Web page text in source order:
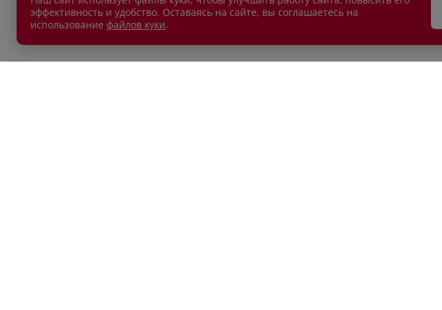
эффективность и удобство. Оставаясь на сайте, вы соглашаетесь на
использование файлов куки.